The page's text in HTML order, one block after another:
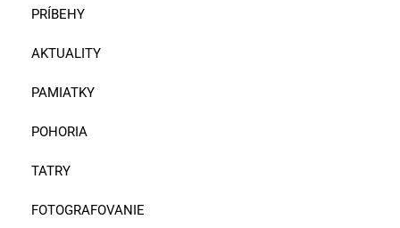
PRÍBEHY
AKTUALITY
PAMIATKY
POHORIA
TATRY
FOTOGRAFOVANIE